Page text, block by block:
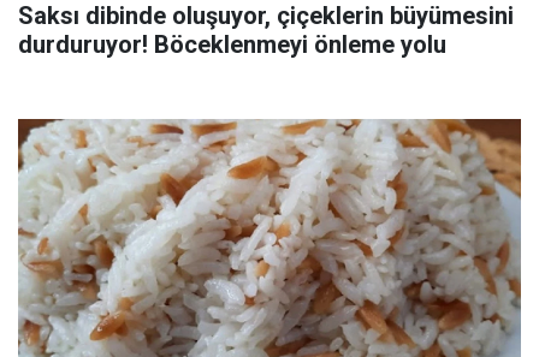
Saksı dibinde oluşuyor, çiçeklerin büyümesini
durduruyor! Böceklenmeyi önleme yolu